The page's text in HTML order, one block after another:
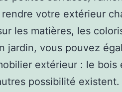
votre extérieur
les matières, les
jardin, vous pouvez
extérieur : le bois
possibilité